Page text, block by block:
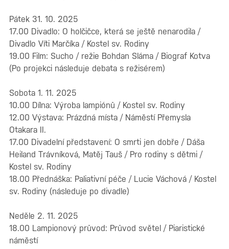
Pátek 31. 10. 2025
17.00 Divadlo: O holčičce, která se ještě nenarodila /
Divadlo Víti Marčíka / Kostel sv. Rodiny
19.00 Film: Sucho / režie Bohdan Sláma / Biograf Kotva
(Po projekci následuje debata s režisérem)
Sobota 1. 11. 2025
10.00 Dílna: Výroba lampiónů / Kostel sv. Rodiny
12.00 Výstava: Prázdná místa / Náměstí Přemysla
Otakara II.
17.00 Divadelní představení: O smrti jen dobře / Dáša
Heiland Trávníková, Matěj Tauš / Pro rodiny s dětmi /
Kostel sv. Rodiny
18.00 Přednáška: Paliativní péče / Lucie Váchová / Kostel
sv. Rodiny (následuje po divadle)
Neděle 2. 11. 2025
18.00 Lampionový průvod: Průvod světel / Piaristické
náměstí